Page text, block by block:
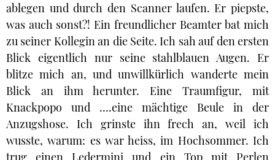
ablegen und durch den Scanner laufen. Er piepste,
was auch sonst?! Ein freundlicher Beamter bat mich
zu seiner Kollegin an die Seite. Ich sah auf den ersten
Blick eigentlich nur seine stahlblauen Augen. Er
blitze mich an, und unwillkürlich wanderte mein
Blick an ihm herunter. Eine Traumfigur, mit
Knackpopo und ….eine mächtige Beule in der
Anzugshose. Ich grinste ihn frech an, weil ich
wusste, warum: es war heiss, im Hochsommer. Ich
trug einen Ledermini und ein Top mit Perlen